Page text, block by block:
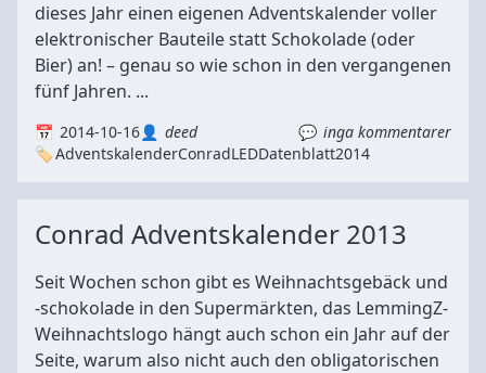
dieses Jahr einen eigenen Adventskalender voller
elektronischer Bauteile statt Schokolade (oder
Bier) an! – genau so wie schon in den vergangenen
fünf Jahren. ...
2014-10-16 deed
inga kommentarer
AdventskalenderConradLEDDatenblatt2014
Conrad Adventskalender 2013
Seit Wochen schon gibt es Weihnachtsgebäck und
-schokolade in den Supermärkten, das LemmingZ-
Weihnachtslogo hängt auch schon ein Jahr auf der
Seite, warum also nicht auch den obligatorischen